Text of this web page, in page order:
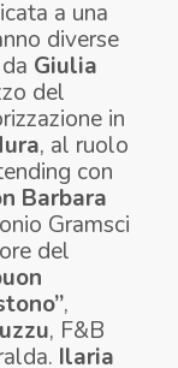
a una
diverse
Giulia
del
in
, al ruolo
con
Barbara
Gramsci
del
,
, F&B
Ilaria